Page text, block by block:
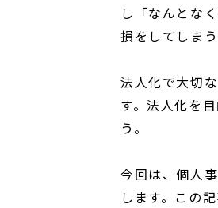
し「なんとな
損をしてしま
法人化で大切
す。法人化を
う。
今回は、個人
します。この